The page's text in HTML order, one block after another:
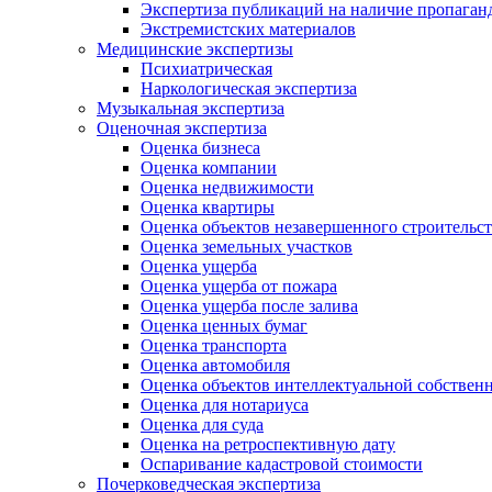
Экспертиза публикаций на наличие
Экстремистских материалов
Медицинские экспертизы
Психиатрическая
Наркологическая экспертиза
Музыкальная экспертиза
Оценочная экспертиза
Оценка бизнеса
Оценка компании
Оценка недвижимости
Оценка квартиры
Оценка объектов незавершенного
Оценка земельных участков
Оценка ущерба
Оценка ущерба от пожара
Оценка ущерба после залива
Оценка ценных бумаг
Оценка транспорта
Оценка автомобиля
Оценка объектов интеллектуальной
Оценка для нотариуса
Оценка для суда
Оценка на ретроспективную дату
Оспаривание кадастровой стоимости
Почерковедческая экспертиза